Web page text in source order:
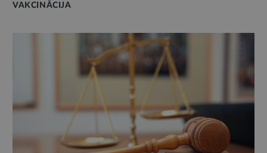
VAKCINĀCIJA